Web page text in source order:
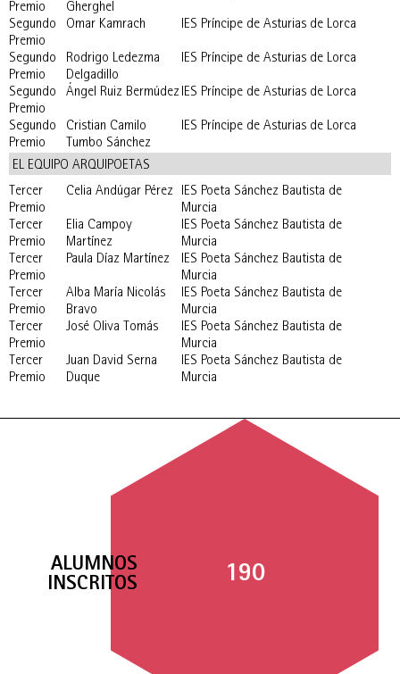
Premio
Gherghel
Segundo
Premio
Omar Kamrach IES Príncipe de Asturias de Lorca
Segundo
Premio
Rodrigo Ledezma
Delgadillo
IES Príncipe de Asturias de Lorca
Segundo
Premio
Ángel Ruiz BermúdezIES Príncipe de Asturias de Lorca
Segundo
Premio
Cristian Camilo
Tumbo Sánchez
IES Príncipe de Asturias de Lorca
EL EQUIPO ARQUIPOETAS
Tercer
Premio
Celia Andúgar Pérez
IES Poeta Sánchez Bautista de
Murcia
Tercer
Premio
Elia Campoy
Martínez
IES Poeta Sánchez Bautista de
Murcia
Tercer
Premio
Paula Díaz Martínez
IES Poeta Sánchez Bautista de
Murcia
Tercer
Premio
Alba María Nicolás
Bravo
IES Poeta Sánchez Bautista de
Murcia
Tercer
Premio
José Oliva Tomás
IES Poeta Sánchez Bautista de
Murcia
Tercer
Premio
Juan David Serna
Duque
IES Poeta Sánchez Bautista de
Murcia
190
ALUMNOS
INSCRITOS